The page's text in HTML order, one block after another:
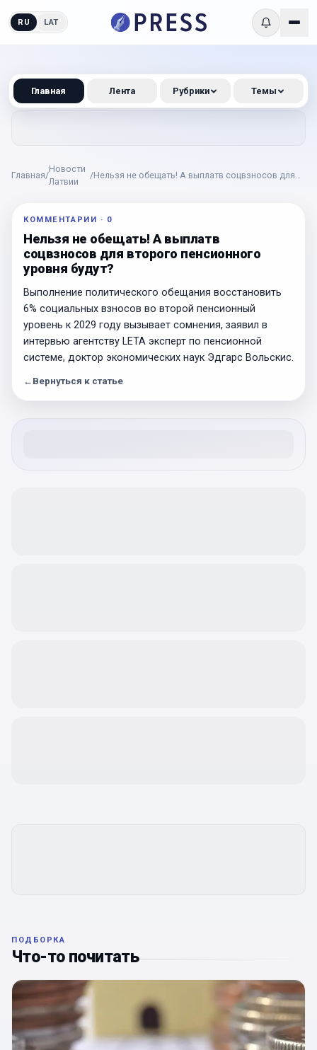
RU LAT
Главная/
Новости
Латвии
/Нельзя не обещать! А выплатв соцвзносов для
КОММЕНТАРИИ · 0
Нельзя не обещать! А выплатв
соцвзносов для второго пенсионного
уровня будут?
Выполнение политического обещания восстановить
6% социальных взносов во второй пенсионный
уровень к 2029 году вызывает сомнения, заявил в
интервью агентству LETA эксперт по пенсионной
системе, доктор экономических наук Эдгарс Вольскис.
← Вернуться к статье
ПОДБОРКА
Что-то почитать
Главная Лента Рубрики Темы